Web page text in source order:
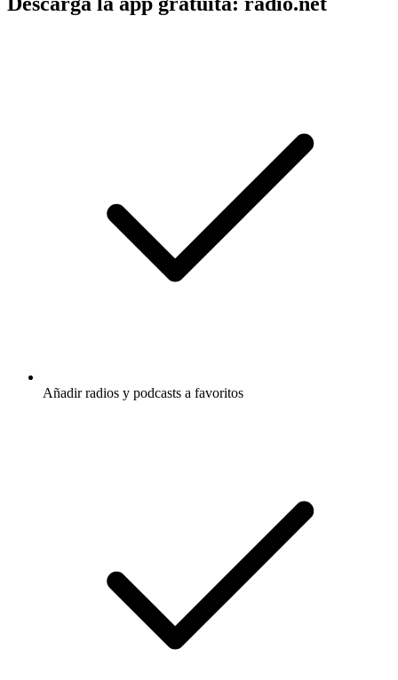
Añadir radios y podcasts a favoritos